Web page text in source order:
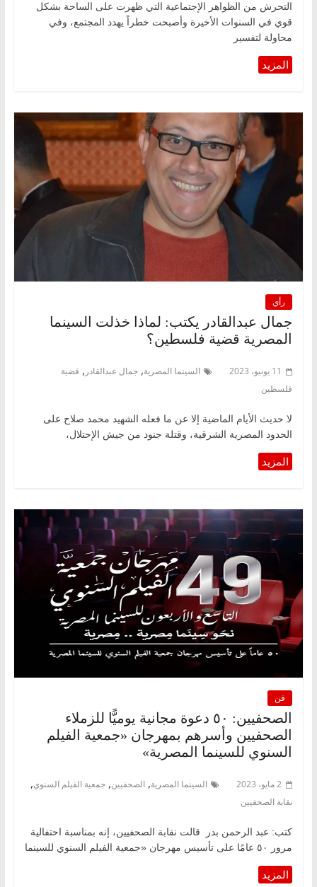
التحرش من الظواهر الإجتماعية التي ظهرت على الساحة بشكل
قوي في السنوات الأخيرة وأصبحت خطراً يهدد المجتمع، وفي
محاولة لتفسير
رأي
جمال عبدالقادر يكتب: لماذا خذلت السينما
المصرية قضية فلسطين؟
11 يونيو، 2023 السينما المصرية, جمال عبدالقادر , قضية
فلسطين
لا حديث الأيام الماضية إلا عن ما فعله الشهيد محمد صلاح على
الحدود المصرية الشرقية، وقتلة جنود من جيش الإحتلال،
فن
الصحفيين: ٥٠ دعوة مجانية يوميًّا للزملاء
الصحفيين وأسرهم بمهرجان «جمعية الفيلم
السنوي للسينما المصرية»
2 مايو، 2023 السينما المصرية, الصحفيين, جمعية الفيلم السنوي,
نقابة الصحفيين
كتب: عبد الرحمن بدر قالت نقابة الصحفيين، إنه بمناسبة احتفالية
مرور ٥٠ عامًا على تأسيس مهرجان «جمعية الفيلم السنوي للسينما